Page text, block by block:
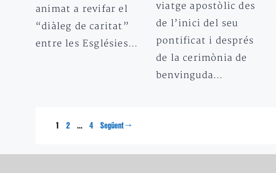
animat a revifar el
“diàleg de caritat”
entre les Esglésies…
viatge apostòlic des
de l’inici del seu
pontificat i després
de la cerimònia de
benvinguda…
Pàgina
1 Pàgina
2 … Pàgina
4 Següent →